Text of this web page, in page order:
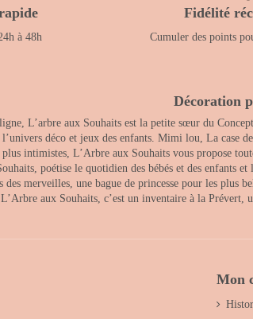
à 48h
Fidélité
Cumuler des points
Décoration
L’arbre aux Souhaits est la petite sœur du
l’univers déco et jeux des enfants. Mimi lou, La
plus intimistes, L’Arbre aux Souhaits vous propose
poétise le quotidien des bébés et des enfants
des merveilles, une bague de princesse pour les plus
aux Souhaits, c’est un inventaire à la Prévert,
Mon